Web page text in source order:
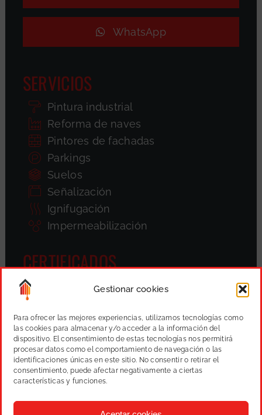
Gestionar cookies
Para ofrecer las mejores experiencias, utilizamos tecnologías como
las cookies para almacenar y/o acceder a la información del
dispositivo. El consentimiento de estas tecnologías nos permitirá
procesar datos como el comportamiento de navegación o las
identificaciones únicas en este sitio. No consentir o retirar el
consentimiento, puede afectar negativamente a ciertas
características y funciones.
WhatsApp
SERVICIOS
Pintura industrial
Reforma de naves
Pintores de fachadas
Parkings
Suelos
Señalización
Ignifugación
Impermeabilización
CERTIFICADOS